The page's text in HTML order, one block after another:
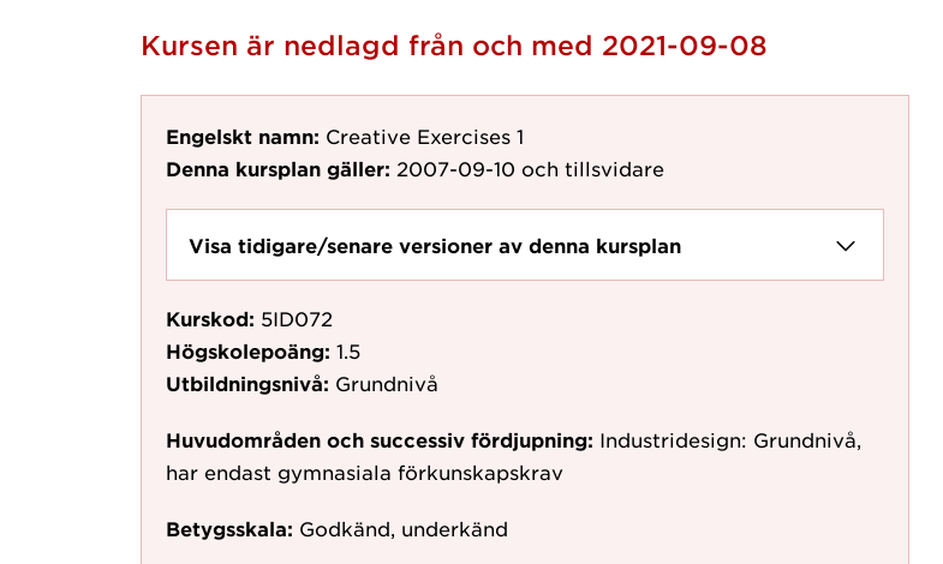
Kursen är nedlagd från och med 2021-09-08
Engelskt namn: Creative Exercises 1
Denna kursplan gäller: 2007-09-10 och tillsvidare
Visa tidigare/senare versioner av denna kursplan
Kurskod: 5ID072
Högskolepoäng: 1.5
Utbildningsnivå: Grundnivå
Huvudområden och successiv fördjupning: Industridesign: Grundnivå,
har endast gymnasiala förkunskapskrav
Betygsskala: Godkänd, underkänd